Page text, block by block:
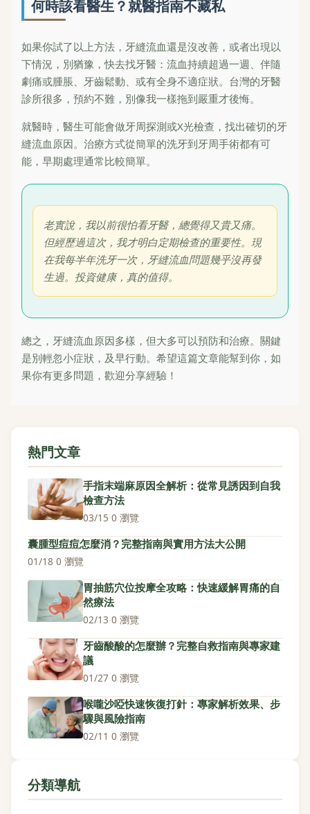
何時該看醫生？就醫指南不藏私
如果你試了以上方法，牙縫流血還是沒改善，或者出現以
下情況，別猶豫，快去找牙醫：流血持續超過一週、伴隨
劇痛或腫脹、牙齒鬆動、或有全身不適症狀。台灣的牙醫
診所很多，預約不難，別像我一樣拖到嚴重才後悔。
就醫時，醫生可能會做牙周探測或X光檢查，找出確切的牙
縫流血原因。治療方式從簡單的洗牙到牙周手術都有可
能，早期處理通常比較簡單。
老實說，我以前很怕看牙醫，總覺得又貴又痛。
但經歷過這次，我才明白定期檢查的重要性。現
在我每半年洗牙一次，牙縫流血問題幾乎沒再發
生過。投資健康，真的值得。
總之，牙縫流血原因多樣，但大多可以預防和治療。關鍵
是別輕忽小症狀，及早行動。希望這篇文章能幫到你，如
果你有更多問題，歡迎分享經驗！
熱門文章
手指末端麻原因全解析：從常見誘因到自我
檢查方法
03/15·0 瀏覽
囊腫型痘痘怎麼消？完整指南與實用方法大公開
01/18·0 瀏覽
胃抽筋穴位按摩全攻略：快速緩解胃痛的自
然療法
02/13·0 瀏覽
牙齒酸酸的怎麼辦？完整自救指南與專家建
議
01/27·0 瀏覽
喉嚨沙啞快速恢復打針：專家解析效果、步
驟與風險指南
02/11 ·0 瀏覽
分類導航